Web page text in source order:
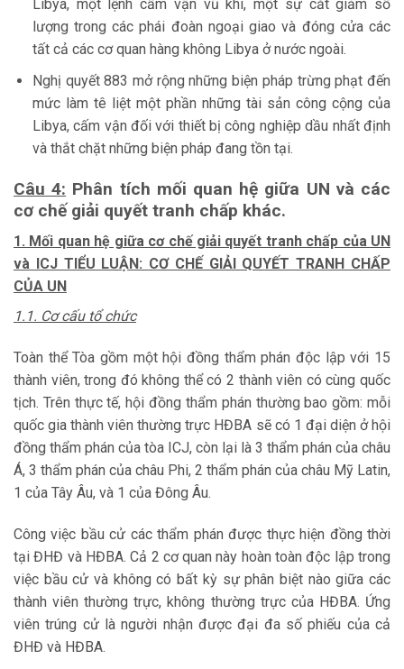
Libya, một lệnh cấm vận vũ khí, một sự cắt giảm số
lượng trong các phái đoàn ngoại giao và đóng cửa các
tất cả các cơ quan hàng không Libya ở nước ngoài.
Nghị quyết 883 mở rộng những biện pháp trừng phạt đến
mức làm tê liệt một phần những tài sản công cộng của
Libya, cấm vận đối với thiết bị công nghiệp dầu nhất định
và thắt chặt những biện pháp đang tồn tại.
Câu 4: Phân tích mối quan hệ giữa UN và các
cơ chế giải quyết tranh chấp khác.
1. Mối quan hệ giữa cơ chế giải quyết tranh chấp của UN
và ICJ TIỂU LUẬN: CƠ CHẾ GIẢI QUYẾT TRANH CHẤP
CỦA UN
1.1. Cơ cấu tổ chức
Toàn thể Tòa gồm một hội đồng thẩm phán độc lập với 15
thành viên, trong đó không thể có 2 thành viên có cùng quốc
tịch. Trên thực tế, hội đồng thẩm phán thường bao gồm: mỗi
quốc gia thành viên thường trực HĐBA sẽ có 1 đại diện ở hội
đồng thẩm phán của tòa ICJ, còn lại là 3 thẩm phán của châu
Á, 3 thẩm phán của châu Phi, 2 thẩm phán của châu Mỹ Latin,
1 của Tây Âu, và 1 của Đông Âu.
Công việc bầu cử các thẩm phán được thực hiện đồng thời
tại ĐHĐ và HĐBA. Cả 2 cơ quan này hoàn toàn độc lập trong
việc bầu cử và không có bất kỳ sự phân biệt nào giữa các
thành viên thường trực, không thường trực của HĐBA. Ứng
viên trúng cử là người nhận được đại đa số phiếu của cả
ĐHĐ và HĐBA.